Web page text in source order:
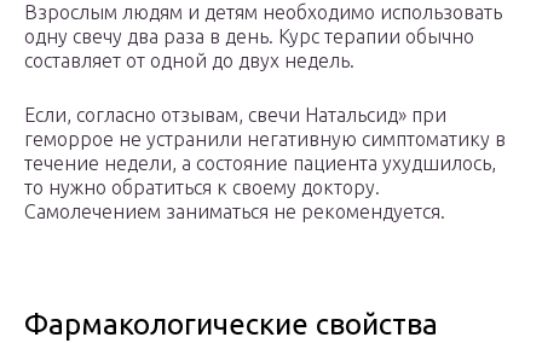
Взрослым людям и детям необходимо использовать
одну свечу два раза в день. Курс терапии обычно
составляет от одной до двух недель.
Если, согласно отзывам, свечи Натальсид» при
геморрое не устранили негативную симптоматику в
течение недели, а состояние пациента ухудшилось,
то нужно обратиться к своему доктору.
Самолечением заниматься не рекомендуется.
Фармакологические свойства